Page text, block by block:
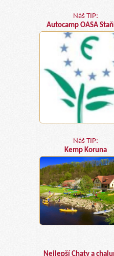
Náš TIP:
Autocamp OASA
Náš TIP:
Kemp Koruna
Nejlepší Chaty a